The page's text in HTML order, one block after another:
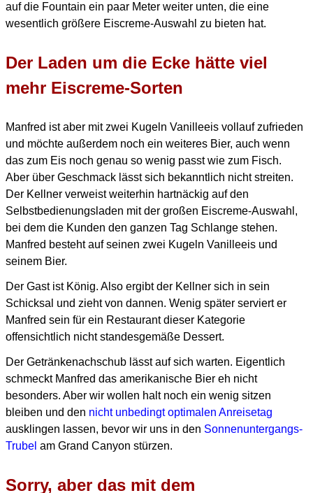
auf die Fountain ein paar Meter weiter unten, die eine
wesentlich größere Eiscreme-Auswahl zu bieten hat.
Der Laden um die Ecke hätte viel
mehr Eiscreme-Sorten
Manfred ist aber mit zwei Kugeln Vanilleeis vollauf zufrieden
und möchte außerdem noch ein weiteres Bier, auch wenn
das zum Eis noch genau so wenig passt wie zum Fisch.
Aber über Geschmack lässt sich bekanntlich nicht streiten.
Der Kellner verweist weiterhin hartnäckig auf den
Selbstbedienungsladen mit der großen Eiscreme-Auswahl,
bei dem die Kunden den ganzen Tag Schlange stehen.
Manfred besteht auf seinen zwei Kugeln Vanilleeis und
seinem Bier.
Der Gast ist König. Also ergibt der Kellner sich in sein
Schicksal und zieht von dannen. Wenig später serviert er
Manfred sein für ein Restaurant dieser Kategorie
offensichtlich nicht standesgemäße Dessert.
Der Getränkenachschub lässt auf sich warten. Eigentlich
schmeckt Manfred das amerikanische Bier eh nicht
besonders. Aber wir wollen halt noch ein wenig sitzen
bleiben und den nicht unbedingt optimalen Anreisetag
ausklingen lassen, bevor wir uns in den Sonnenuntergangs-
Trubel am Grand Canyon stürzen.
Sorry, aber das mit dem